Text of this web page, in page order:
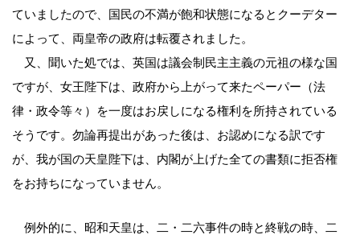
ていましたので、国民の不満が飽和状態になるとクーデター
によって、両皇帝の政府は転覆されました。
又、聞いた処では、英国は議会制民主主義の元祖の様な国
ですが、女王陛下は、政府から上がって来たペーパー（法
律・政令等々）を一度はお戻しになる権利を所持されている
そうです。勿論再提出があった後は、お認めになる訳です
が、我が国の天皇陛下は、内閣が上げた全ての書類に拒否権
をお持ちになっていません。
例外的に、昭和天皇は、二・二六事件の時と終戦の時、二